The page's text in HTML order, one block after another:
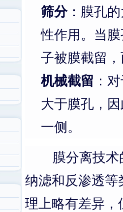
筛分：膜孔
性作用。当
子被膜截留
机械截留 ：
大于膜孔，
一侧。
膜分离技术的
纳滤和反渗透
理上略有差异